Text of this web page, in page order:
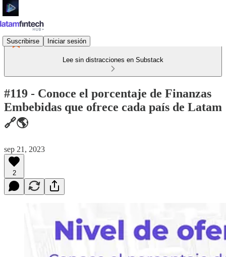
Suscribirse Iniciar sesión
Lee sin distracciones en Substack
#119 - Conoce el porcentaje de Finanzas
Embebidas que ofrece cada país de Latam
🔗🌎
sep 21, 2023
2